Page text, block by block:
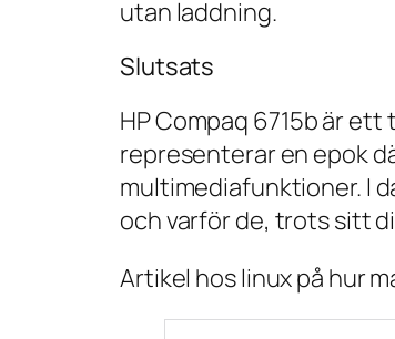
utan laddning.
Slutsats
HP Compaq 6715b är
representerar en epok
multimediafunktioner. I
och varför de, trots sitt
Artikel hos linux på hur